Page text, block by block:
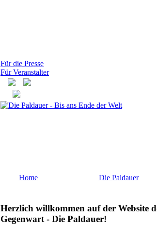
Für die Presse
Für Veranstalter
Home Die Paldauer
Herzlich willkommen auf der Website
Gegenwart - Die Paldauer!